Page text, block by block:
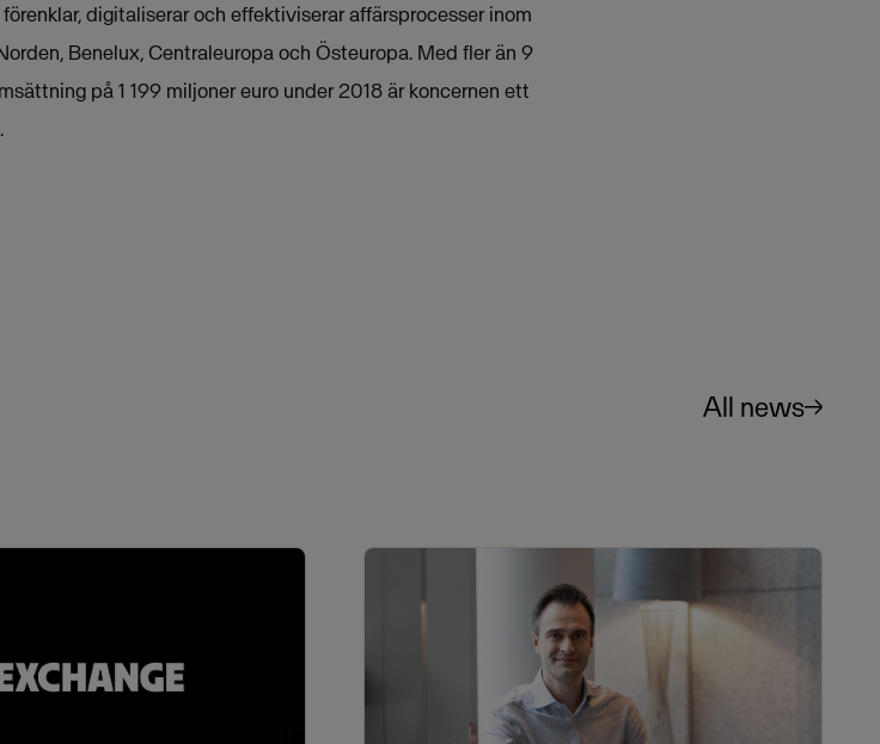
digitaliserar och effektiviserar affärsprocesser inom
Benelux, Centraleuropa och Östeuropa. Med fler än 9
på 1 199 miljoner euro under 2018 är koncernen ett
All news